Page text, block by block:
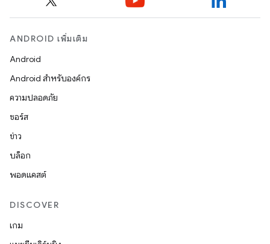
ANDROID เพิ่มเติม
Android
Android สำหรับองค์กร
ความปลอดภัย
ซอร์ส
ข่าว
บล็อก
พอดแคสต์
DISCOVER
เกม